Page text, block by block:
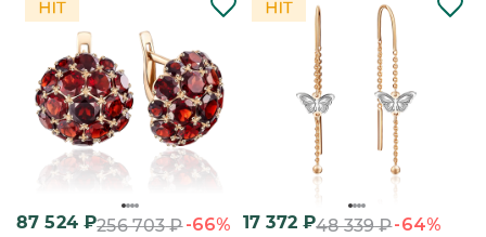
87 524₽256 703₽-66% 17 372₽48 339₽-64%